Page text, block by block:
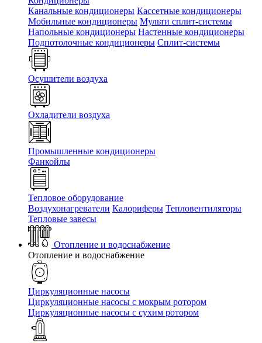
Канальные кондиционеры Кассетные кондиционеры
Мобильные кондиционеры Мульти сплит-системы
Напольные кондиционеры Настенные кондиционеры
Подпотолочные кондиционеры Сплит-системы
Осушители воздуха
Охладители воздуха
Промышленные кондиционеры
Фанкойлы
Тепловое оборудование
Воздухонагреватели Калориферы Тепловентиляторы
Тепловые завесы
Отопление и водоснабжение
Отопление и водоснабжение
Циркуляционные насосы
Циркуляционные насосы с мокрым ротором
Циркуляционные насосы с сухим ротором